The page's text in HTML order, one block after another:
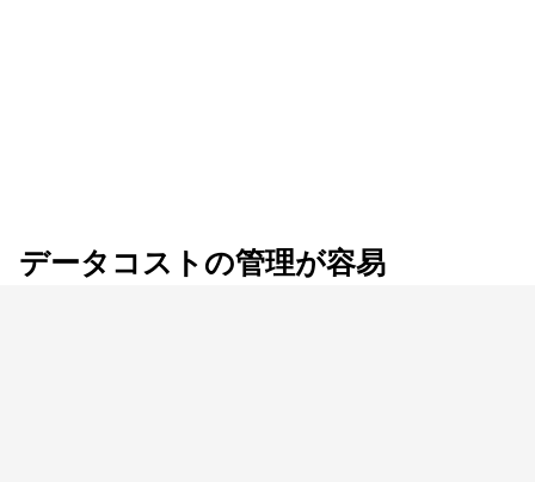
データコストの管理が容易